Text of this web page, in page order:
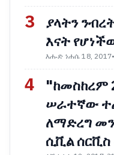
3
ያላትን
እናት
እሑድ ነሐሴ 18, 2017
4
"ከመስከረም
ሠራተኛው
ለማድረግ
ሲቪል